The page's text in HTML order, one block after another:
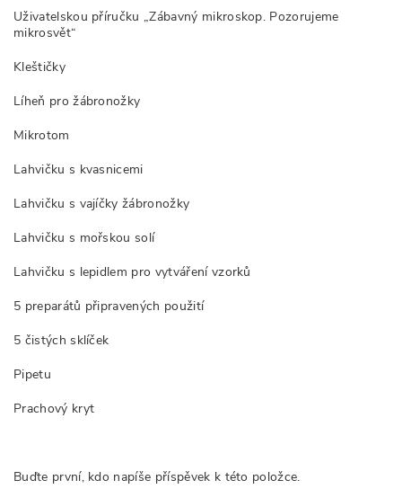
Uživatelskou příručku „Zábavný mikroskop. Pozorujeme
mikrosvět“
Kleštičky
Líheň pro žábronožky
Mikrotom
Lahvičku s kvasnicemi
Lahvičku s vajíčky žábronožky
Lahvičku s mořskou solí
Lahvičku s lepidlem pro vytváření vzorků
5 preparátů připravených použití
5 čistých sklíček
Pipetu
Prachový kryt
Buďte první, kdo napíše příspěvek k této položce.